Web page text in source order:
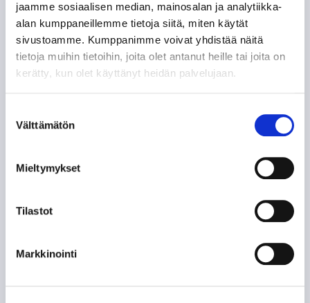
jaamme sosiaalisen median, mainosalan ja analytiikka-
alan kumppaneillemme tietoja siitä, miten käytät
sivustoamme. Kumppanimme voivat yhdistää näitä
tietoja muihin tietoihin, joita olet antanut heille tai joita on
kerätty, kun olet käyttänyt heidän palvelujaan.
valinta
Välttämätön
Mieltymykset
Tilastot
Markkinointi
TYYLITAITURIEN KRUUNAAMATON KUNINGAS
ILPO KAUHASEN 188 MINUUTTIA JULKISUUTTA
SIIRTOSOTKU: JAROMIR ŠINDEL TAPPARAAN
60-VUOTISJUHLAKIRJAN KYNNYKSELLÄ VANHA